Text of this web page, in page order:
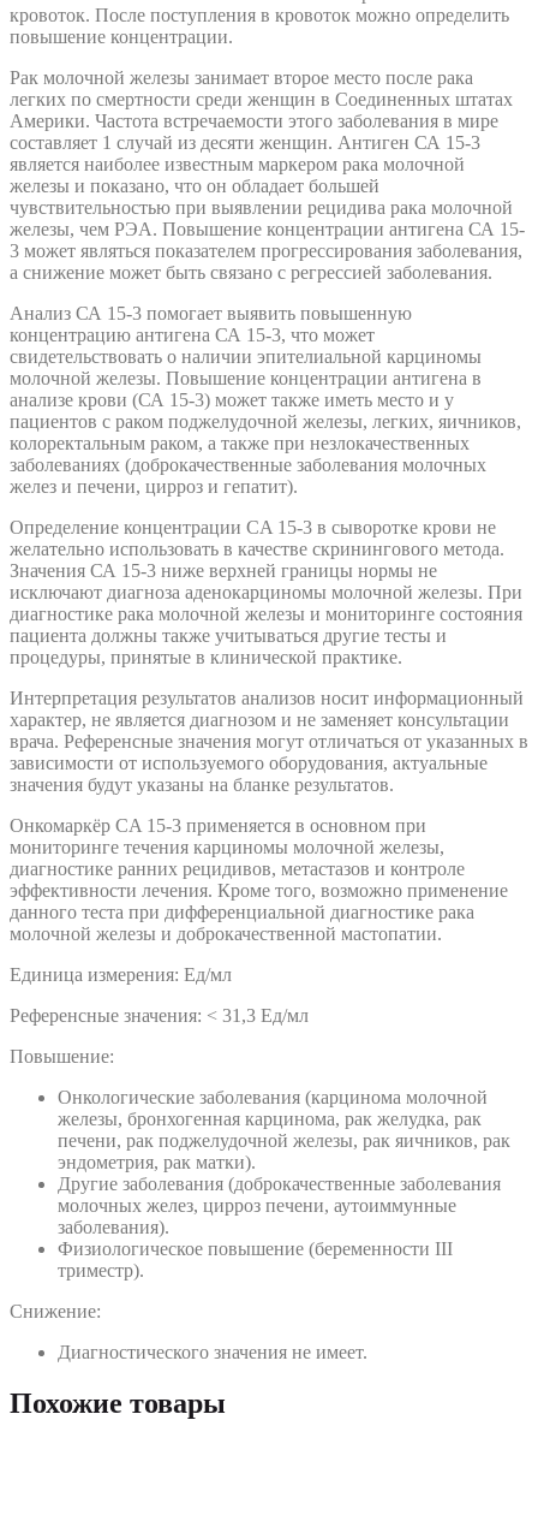
кровоток. После поступления в кровоток можно определить
повышение концентрации.
Рак молочной железы занимает второе место после рака
легких по смертности среди женщин в Соединенных штатах
Америки. Частота встречаемости этого заболевания в мире
составляет 1 случай из десяти женщин. Антиген СА 15-3
является наиболее известным маркером рака молочной
железы и показано, что он обладает большей
чувствительностью при выявлении рецидива рака молочной
железы, чем РЭА. Повышение концентрации антигена СА 15-
3 может являться показателем прогрессирования заболевания,
а снижение может быть связано с регрессией заболевания.
Анализ СА 15-3 помогает выявить повышенную
концентрацию антигена СА 15-3, что может
свидетельствовать о наличии эпителиальной карциномы
молочной железы. Повышение концентрации антигена в
анализе крови (СА 15-3) может также иметь место и у
пациентов с раком поджелудочной железы, легких, яичников,
колоректальным раком, а также при незлокачественных
заболеваниях (доброкачественные заболевания молочных
желез и печени, цирроз и гепатит).
Определение концентрации CA 15-3 в сыворотке крови не
желательно использовать в качестве скринингового метода.
Значения СА 15-3 ниже верхней границы нормы не
исключают диагноза аденокарциномы молочной железы. При
диагностике рака молочной железы и мониторинге состояния
пациента должны также учитываться другие тесты и
процедуры, принятые в клинической практике.
Интерпретация результатов анализов носит информационный
характер, не является диагнозом и не заменяет консультации
врача. Референсные значения могут отличаться от указанных в
зависимости от используемого оборудования, актуальные
значения будут указаны на бланке результатов.
Онкомаркёр CA 15-3 применяется в основном при
мониторинге течения карциномы молочной железы,
диагностике ранних рецидивов, метастазов и контроле
эффективности лечения. Кроме того, возможно применение
данного теста при дифференциальной диагностике рака
молочной железы и доброкачественной мастопатии.
Единица измерения: Ед/мл
Референсные значения: < 31,3 Ед/мл
Повышение:
Онкологические заболевания (карцинома молочной
железы, бронхогенная карцинома, рак желудка, рак
печени, рак поджелудочной железы, рак яичников, рак
эндометрия, рак матки).
Другие заболевания (доброкачественные заболевания
молочных желез, цирроз печени, аутоиммунные
заболевания).
Физиологическое повышение (беременности III
триместр).
Снижение:
Диагностического значения не имеет.
Похожие товары